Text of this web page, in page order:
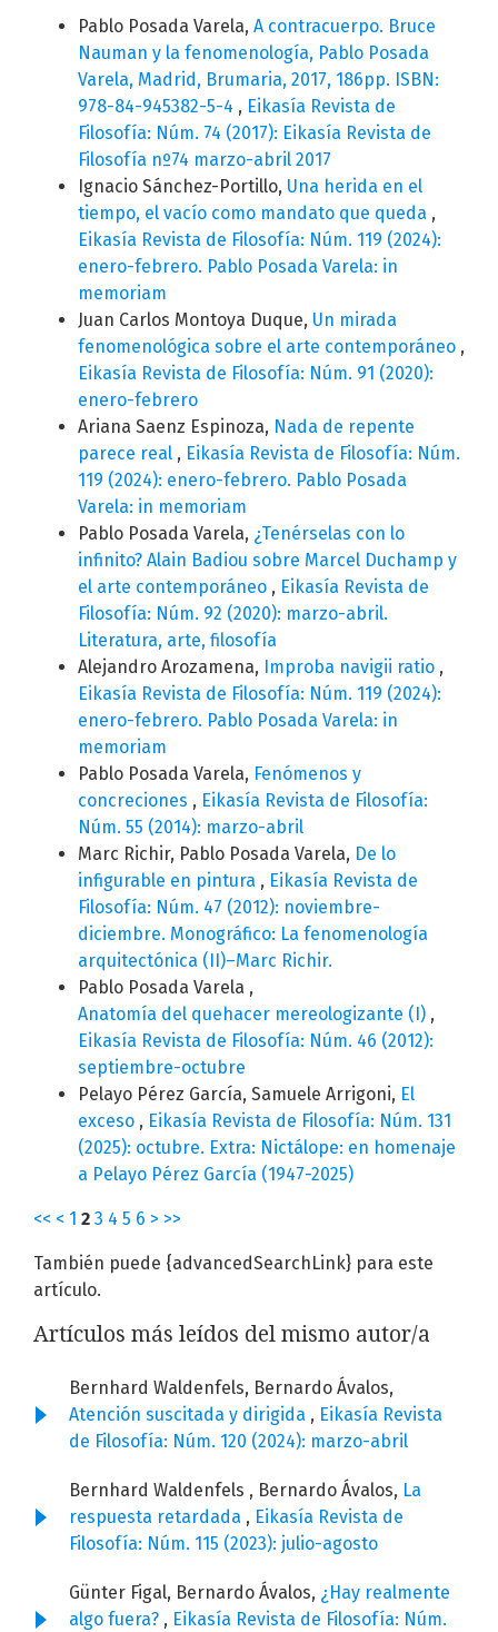
Pablo Posada Varela, A contracuerpo. Bruce
Nauman y la fenomenología, Pablo Posada
Varela, Madrid, Brumaria, 2017, 186pp. ISBN:
978-84-945382-5-4 , Eikasía Revista de
Filosofía: Núm. 74 (2017): Eikasía Revista de
Filosofía nº74 marzo-abril 2017
Ignacio Sánchez-Portillo, Una herida en el
tiempo, el vacío como mandato que queda ,
Eikasía Revista de Filosofía: Núm. 119 (2024):
enero-febrero. Pablo Posada Varela: in
memoriam
Juan Carlos Montoya Duque, Un mirada
fenomenológica sobre el arte contemporáneo ,
Eikasía Revista de Filosofía: Núm. 91 (2020):
enero-febrero
Ariana Saenz Espinoza, Nada de repente
parece real , Eikasía Revista de Filosofía: Núm.
119 (2024): enero-febrero. Pablo Posada
Varela: in memoriam
Pablo Posada Varela, ¿Tenérselas con lo
infinito? Alain Badiou sobre Marcel Duchamp y
el arte contemporáneo , Eikasía Revista de
Filosofía: Núm. 92 (2020): marzo-abril.
Literatura, arte, filosofía
Alejandro Arozamena,
Improba navigii ratio ,
Eikasía Revista de Filosofía: Núm. 119 (2024):
enero-febrero. Pablo Posada Varela: in
memoriam
Pablo Posada Varela, Fenómenos y
concreciones , Eikasía Revista de Filosofía:
Núm. 55 (2014): marzo-abril
Marc Richir, Pablo Posada Varela, De lo
infigurable en pintura , Eikasía Revista de
Filosofía: Núm. 47 (2012): noviembre-
diciembre. Monográfico: La fenomenología
arquitectónica (II)–Marc Richir.
Pablo Posada Varela ,
Anatomía del quehacer mereologizante (I) ,
Eikasía Revista de Filosofía: Núm. 46 (2012):
septiembre-octubre
Pelayo Pérez García, Samuele Arrigoni, El
exceso , Eikasía Revista de Filosofía: Núm. 131
(2025): octubre. Extra: Nictálope: en homenaje
a Pelayo Pérez García (1947-2025)
<< < 1 2 3 4 5 6 > >>
También puede {advancedSearchLink} para este
artículo.
Artículos más leídos del mismo autor/a
Bernhard Waldenfels, Bernardo Ávalos,
Atención suscitada y dirigida , Eikasía Revista
de Filosofía: Núm. 120 (2024): marzo-abril
Bernhard Waldenfels , Bernardo Ávalos, La
respuesta retardada , Eikasía Revista de
Filosofía: Núm. 115 (2023): julio-agosto
Günter Figal, Bernardo Ávalos, ¿Hay realmente
algo fuera? , Eikasía Revista de Filosofía: Núm.